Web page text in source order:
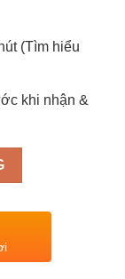
(Tìm hiểu
khi nhận &